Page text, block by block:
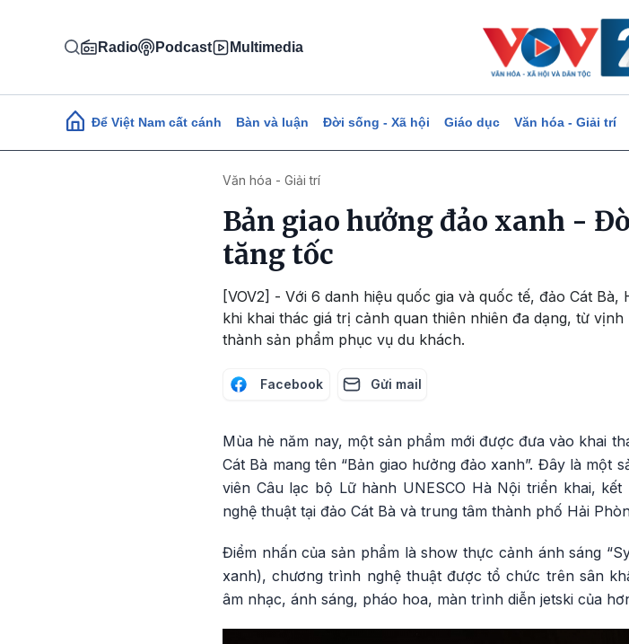
Radio Podcast Multimedia
Main navigation
Để Việt Nam cất cánh Bàn và luận Đời sống - Xã hội Giáo dục Văn hóa - Giải trí
Văn hóa - Giải trí
Bản giao hưởng đảo xanh -
tăng tốc
[VOV2] - Với 6 danh hiệu quốc gia và quốc tế, đảo Cát
khi khai thác giá trị cảnh quan thiên nhiên đa dạng, từ
thành sản phẩm phục vụ du khách.
Facebook Gửi mail
Mùa hè năm nay, một sản phẩm mới được đưa vào khai
Cát Bà mang tên “Bản giao hưởng đảo xanh”. Đây là một
viên Câu lạc bộ Lữ hành UNESCO Hà Nội triển khai,
nghệ thuật tại đảo Cát Bà và trung tâm thành phố Hải
Điểm nhấn của sản phẩm là show thực cảnh ánh sáng
xanh), chương trình nghệ thuật được tổ chức trên sân
âm nhạc, ánh sáng, pháo hoa, màn trình diễn jetski của